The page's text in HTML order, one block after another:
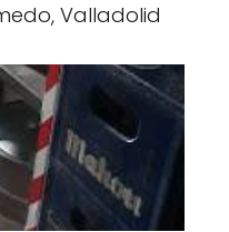
Valladolid